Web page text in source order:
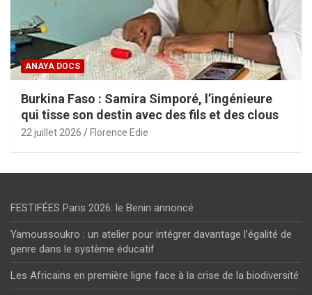
ANAYA DOCS
Burkina Faso : Samira Simporé, l’ingénieure
qui tisse son destin avec des fils et des clous
22 juillet 2026 Florence Edie
FESTIFÉES Paris 2026: le Benin annoncé
Yamoussoukro : un atelier pour intégrer davantage l’égalité de
genre dans le système éducatif
Les Africains en première ligne face à la crise de la biodiversité